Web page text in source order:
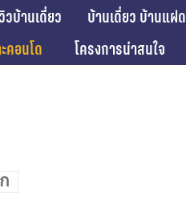
วบ้านเดี่ยว
บ้านเดี่ยว บ้านแฝด
คอนโด โครงการน่าสนใจ
Reset
font
ก